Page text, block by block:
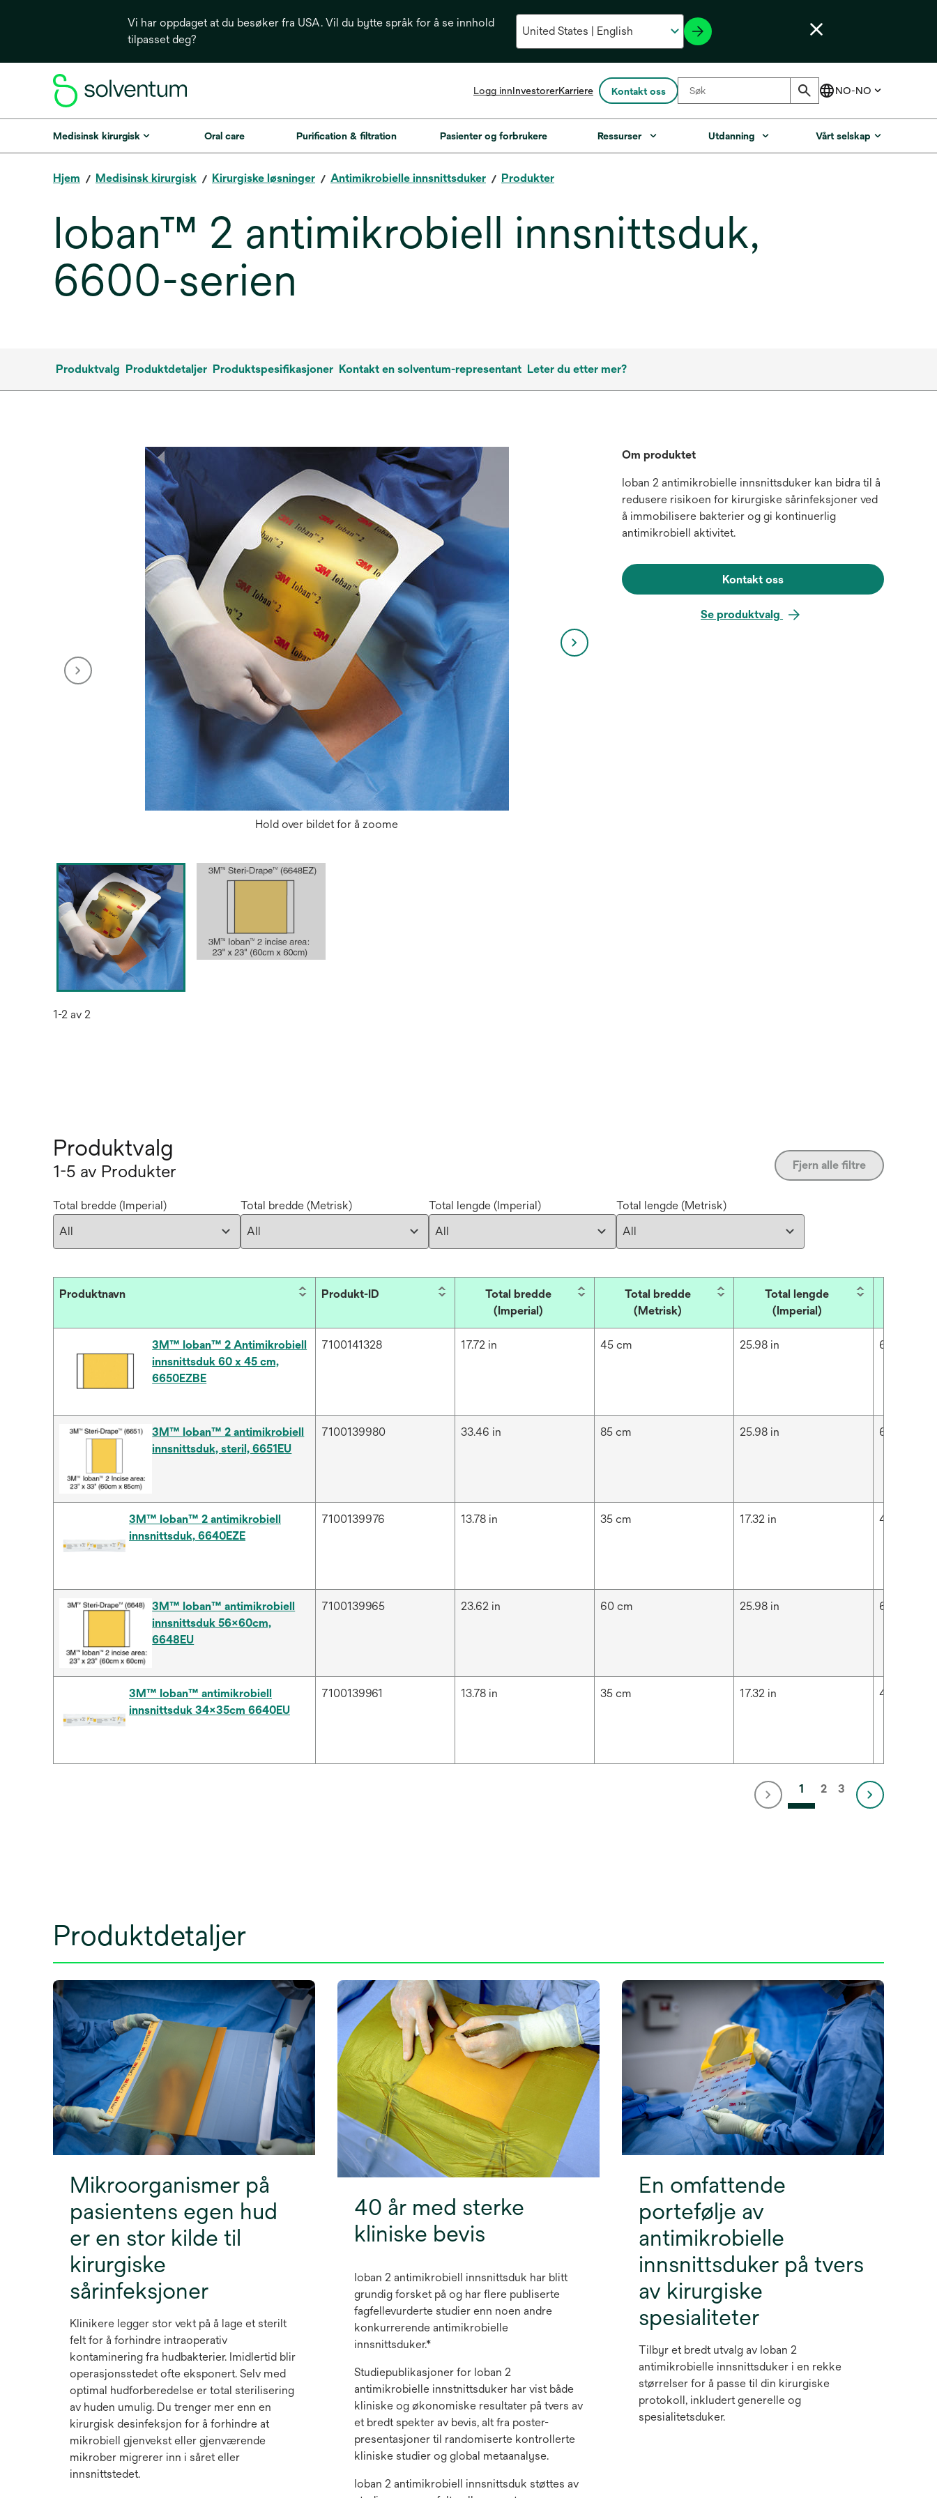
Vi har oppdaget at du besøker fra USA. Vil du bytte språk for å se innhold
tilpasset deg?
Logg innInvestoreropens
a
Karriere Kontakt oss
Medisinsk kirurgisk Oral care Purification & filtration Pasienter og forbrukere Ressurser Utdanning Vårt selskap
Hjem Medisinsk kirurgisk Kirurgiske løsninger Antimikrobielle innsnittsduker Produkter
Ioban™ 2 antimikrobiell innsnittsduk,
6600-serien
Produktvalg Produktdetaljer Produktspesifikasjoner Kontakt en solventum-representant Leter du etter mer?
Hold over bildet for å zoome
1-2 av 2
Om produktet
Ioban 2 antimikrobielle innsnittsduker kan bidra til å
redusere risikoen for kirurgiske sårinfeksjoner ved
å immobilisere bakterier og gi kontinuerlig
antimikrobiell aktivitet.
Kontakt oss
Se produktvalg
Produktvalg
1-5 av Produkter Fjern alle filtre
Total bredde (Imperial) Total bredde (Metrisk) Total lengde (Imperial) Total lengde (Metrisk)
Produktnavn Produkt-ID
Total bredde
(Imperial)
Total bredde
(Metrisk)
Total lengde
(Imperial)
3M™ Ioban™ 2 Antimikrobiell
innsnittsduk 60 x 45 cm,
6650EZBE
7100141328 17.72 in 45 cm 25.98 in 66 cm
3M™ Ioban™ 2 antimikrobiell
innsnittsduk, steril, 6651EU
7100139980 33.46 in 85 cm 25.98 in 66 cm
3M™ Ioban™ 2 antimikrobiell
innsnittsduk, 6640EZE
7100139976 13.78 in 35 cm 17.32 in 44 cm
3M™ Ioban™ antimikrobiell
innsnittsduk 56x60cm,
6648EU
7100139965 23.62 in 60 cm 25.98 in 66 cm
3M™ Ioban™ antimikrobiell
innsnittsduk 34x35cm 6640EU
7100139961 13.78 in 35 cm 17.32 in 44 cm
1 2 3
Produktdetaljer
Mikroorganismer på
pasientens egen hud
er en stor kilde til
kirurgiske
sårinfeksjoner
Klinikere legger stor vekt på å lage et sterilt
felt for å forhindre intraoperativ
kontaminering fra hudbakterier. Imidlertid blir
operasjonsstedet ofte eksponert. Selv med
optimal hudforberedelse er total sterilisering
av huden umulig. Du trenger mer enn en
kirurgisk desinfeksjon for å forhindre at
mikrobiell gjenvekst eller gjenværende
mikrober migrerer inn i såret eller
innsnittstedet.
40 år med sterke
kliniske bevis
Ioban 2 antimikrobiell innsnittsduk har blitt
grundig forsket på og har flere publiserte
fagfellevurderte studier enn noen andre
konkurrerende antimikrobielle
innsnittsduker.*
Studiepublikasjoner for Ioban 2
antimikrobielle innstnittsduker har vist både
kliniske og økonomiske resultater på tvers av
et bredt spekter av bevis, alt fra poster-
presentasjoner til randomiserte kontrollerte
kliniske studier og global metaanalyse.
Ioban 2 antimikrobiell innsnittsduk støttes av
En omfattende
portefølje av
antimikrobielle
innsnittsduker på tvers
av kirurgiske
spesialiteter
Tilbyr et bredt utvalg av Ioban 2
antimikrobielle innsnittsduker i en rekke
størrelser for å passe til din kirurgiske
protokoll, inkludert generelle og
spesialitetsduker.